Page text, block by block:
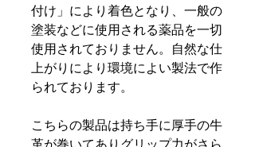
付け」により着色となり、一般の
塗装などに使用される薬品を一切
使用されておりません。自然な仕
上がりにより環境によい製法で作
られております。
こちらの製品は持ち手に厚手の牛
革が巻いてありグリップ力がさら